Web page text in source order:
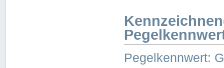
Pegelkennwert: